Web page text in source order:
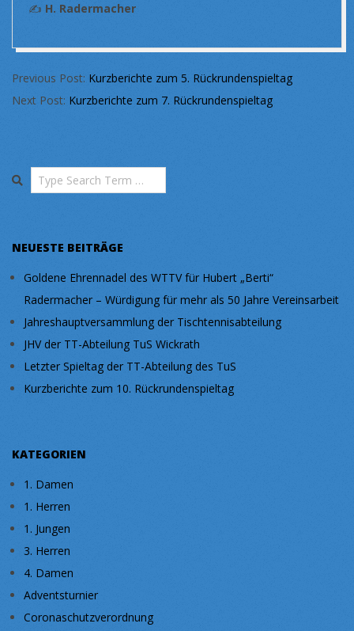
✍️ H. Radermacher
03-
03
Previous Post: Kurzberichte zum 5. Rückrundenspieltag
Next Post: Kurzberichte zum 7. Rückrundenspieltag
Search
NEUESTE BEITRÄGE
Goldene Ehrennadel des WTTV für Hubert „Berti“
Radermacher – Würdigung für mehr als 50 Jahre Vereinsarbeit
Jahreshauptversammlung der Tischtennisabteilung
JHV der TT-Abteilung TuS Wickrath
Letzter Spieltag der TT-Abteilung des TuS
Kurzberichte zum 10. Rückrundenspieltag
KATEGORIEN
1. Damen
1. Herren
1. Jungen
3. Herren
4. Damen
Adventsturnier
Coronaschutzverordnung